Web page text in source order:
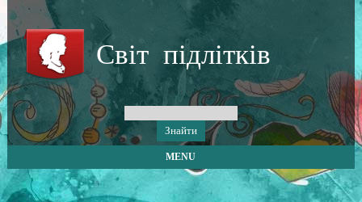
Світ підлітків
MENU